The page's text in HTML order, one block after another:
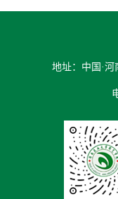
地址：中国·河